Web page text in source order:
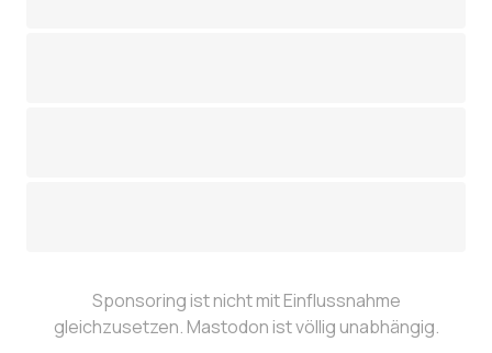
Sponsoring ist nicht mit Ein­fluss­nah­me
gleichzusetzen. Mastodon ist völlig unabhängig.